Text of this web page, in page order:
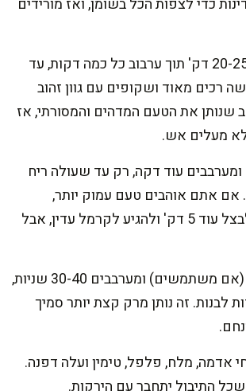
מטגנים לאט 20-25 דק' תוך ערבוב כל כמה דקות, עד
רכים מאוד ושקופים עם גוון זהוב
שנותן את הטעם המדהים והמסורתי, אז
מעלים אש.
עוד דקה, רק עד שעולה ריח
אם אתם אוהבים טעם עמוק יותר,
אפשר לתת לבצל עוד 5 דק' ולהגיע לקרמל עדין, אבל
מפזרים קמח (אם משתמשים) ומערבבים 30-40 שניות,
לבנות. זה נותן מרק קצת יותר סמיך
אדמה, מלח, פלפל, טימין ועלה דפנה.
התיבול יתחבר עם הירקות.